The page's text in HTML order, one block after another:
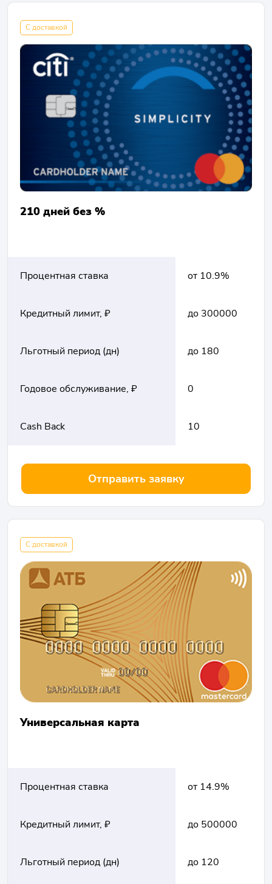
С доставкой
210 дней без %
Процентная ставка от 10.9%
Кредитный лимит, ₽ до 300000
Льготный период (дн) до 180
Годовое обслуживание, ₽ 0
Cash Back 10
Отправить заявку
С доставкой
Универсальная карта
Процентная ставка от 14.9%
Кредитный лимит, ₽ до 500000
Льготный период (дн) до 120